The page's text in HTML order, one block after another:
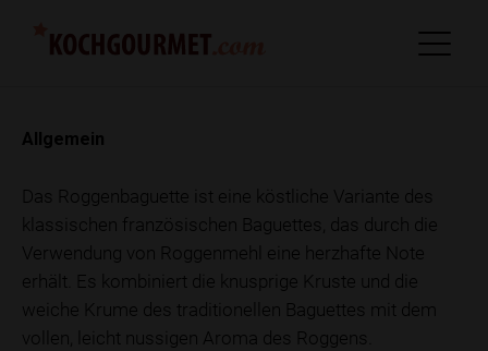
Allgemein
Das Roggenbaguette ist eine köstliche Variante des
klassischen französischen Baguettes, das durch die
Verwendung von Roggenmehl eine herzhafte Note
erhält. Es kombiniert die knusprige Kruste und die
weiche Krume des traditionellen Baguettes mit dem
vollen, leicht nussigen Aroma des Roggens.